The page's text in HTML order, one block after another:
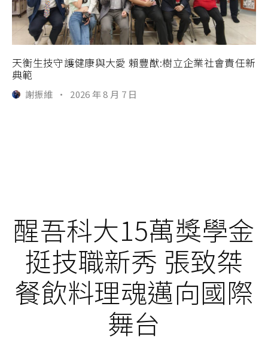
天衡生技守護健康與大愛 賴豐猷:樹立企業社會責任新
典範
謝振維 · 2026 年 8 月 7 日
醒吾科大15萬獎學金
挺技職新秀 張致桀
餐飲料理魂邁向國際
舞台